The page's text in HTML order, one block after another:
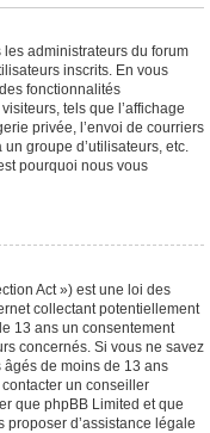
les administrateurs du forum
inscrits. En vous
fonctionnalités
tels que l’affichage
privée, l’envoi de courriers
groupe d’utilisateurs, etc.
pourquoi nous vous
Act ») est une loi des
collectant potentiellement
13 ans un consentement
concernés. Si vous ne savez
âgés de moins de 13 ans
un conseiller
que phpBB Limited et que
proposer d’assistance légale